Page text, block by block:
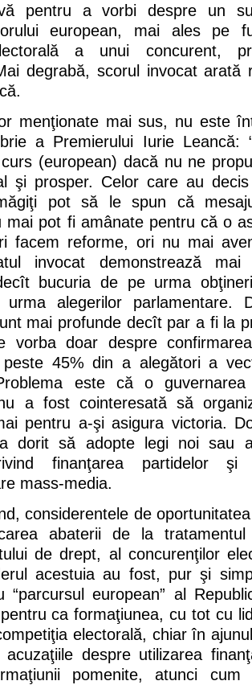
pentru a vorbi despre un
european, mai ales pe
a unui concurent,
degrabă, scorul invocat arată
menţionate mai sus, nu este
a Premierului Iurie Leancă:
(european) dacă nu ne
şi prosper. Celor care au
pot să le spun că
mai pot fi amânate pentru că o
facem reforme, ori nu mai
invocat demonstrează mai
bucuria de pe urma
alegerilor parlamentare.
mai profunde decît par a fi la
vorba doar despre
45% din a alegători a
este că o
a fost cointeresată să
pentru a-şi asigura victoria.
dorit să adopte legi noi sau
finanţarea partidelor şi
mass-media.
considerentele de
abaterii de la
de drept, al concurenţilor
acestuia au fost, pur şi
“parcursul european” al
ca formaţiunea, cu tot cu
electorală, chiar în
despre utilizarea
pomenite, atunci